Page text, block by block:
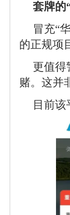
套牌的
冒充“
的正规项
更值得
赌。这并
目前